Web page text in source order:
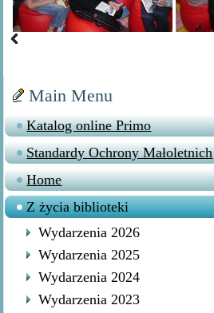
Main Menu
Katalog online Primo
Standardy Ochrony Małoletnich
Home
Z życia biblioteki
Wydarzenia 2026
Wydarzenia 2025
Wydarzenia 2024
Wydarzenia 2023